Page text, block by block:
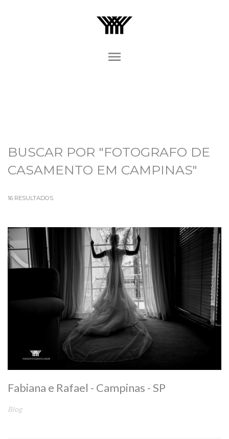
menu
BUSCAR POR "FOTOGRAFO DE
CASAMENTO EM CAMPINAS"
16 RESULTADOS
Fabiana e Rafael - Campinas - SP
Blog